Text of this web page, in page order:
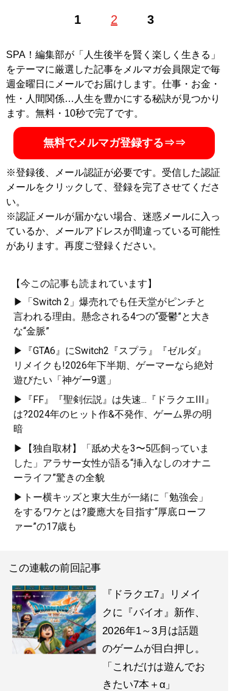
1 2 3
やコラム、書評を中心にフリーで活動している。雑誌連
ーム子ども実験室～』（マイクロマガジン社）はゲーム
実況の先駆けという声も
記事一覧へ
SPA！編集部が「人生後半を賢く楽しく生きる」
をテーマに厳選した記事をメルマガ会員限定で毎
週金曜日にメールでお届けします。仕事・お金・
性・人間関係…人生を豊かにする秘訣が見つかり
ます。無料・10秒で完了です。
無料でメルマガ登録する⇒⇒
※登録後、メール認証が必要です。受信した認証
メールをクリックして、登録を完了させてくださ
い。
※認証メールが届かない場合、迷惑メールに入っ
ているか、メールアドレスが間違っている可能性
があります。再度ご登録ください。
【今この記事も読まれています】
▶「Switch 2」爆売れでも任天堂がピンチと
言われる理由。懸念される4つの“憂鬱”と大き
な“金脈”
▶『GTA6』にSwitch2『スプラ』『ゼルダ』
リメイクも!2026年下半期、ゲーマーなら絶対
遊びたい「神ゲー9選」
▶『FF』『聖剣伝説』は失速...『ドラクエIII』
は?2024年のヒット作&不発作、ゲーム界の明
暗
▶【独自取材】「舐め犬を3〜5匹飼っていま
した」アラサー女性が語る“挿入なしのオナニ
ーライフ”驚きの全貌
▶トー横キッズと東大生が一緒に「勉強会」
をするワケとは?慶應大を目指す“厚底ローフ
ァー”の17歳も
この連載の前回記事
『ドラクエ7』リメイ
クに『バイオ』新作、
2026年1～3月は話題
のゲームが目白押し。
「これだけは遊んでお
きたい7本＋α」